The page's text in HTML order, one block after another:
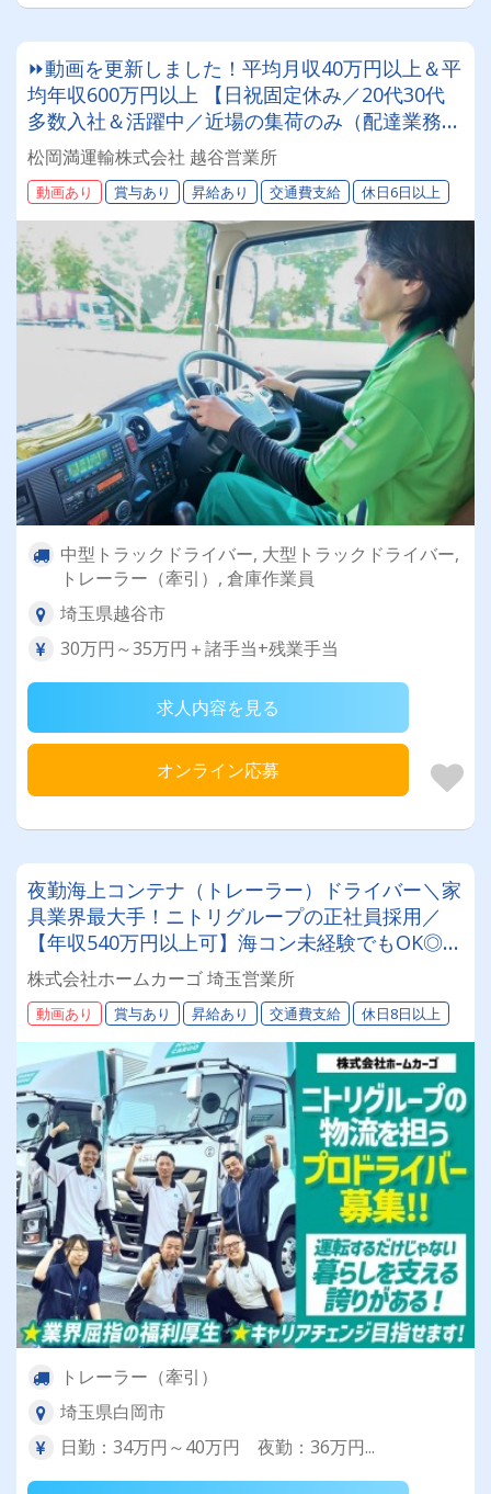
⏩動画を更新しました！平均月収40万円以上＆平
均年収600万円以上 【日祝固定休み／20代30代
多数入社＆活躍中／近場の集荷のみ（配達業務無
し）】【100周年に向けて】おかげさまで設立77
周年1000人規模の会社で一緒に働きませんか?!ま
つおかまんの未来を担うドライバー積極採用中！
松岡満運輸株式会社 越谷営業所
動画あり 賞与あり 昇給あり 交通費支給 休日6日以上
中型トラックドライバー, 大型トラックドライバー,
トレーラー（牽引）, 倉庫作業員
埼玉県越谷市
30万円～35万円＋諸手当+残業手当
求人内容を見る
オンライン応募
夜勤海上コンテナ（トレーラー）ドライバー＼家
具業界最大手！ニトリグループの正社員採用／
【年収540万円以上可】海コン未経験でもOK◎✨
他社にはないニトリグループならではの福利厚生
多数｜★採用枠に限りあり！人員充足次第、予告
なく募集終了となります＜ご応募はお早目に！＞
★
株式会社ホームカーゴ 埼玉営業所
動画あり 賞与あり 昇給あり 交通費支給 休日8日以上
トレーラー（牽引）
埼玉県白岡市
日勤：34万円～40万円 夜勤：36万円...